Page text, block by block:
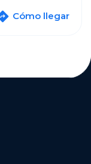
Cómo llegar